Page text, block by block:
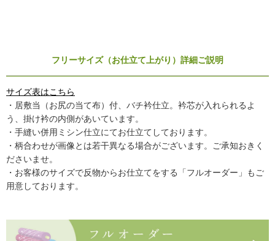
フリーサイズ（お仕立て上がり）詳細ご説明
サイズ表はこちら
・居敷当（お尻の当て布）付、バチ衿仕立。衿芯が入れられるよ
う、掛け衿の内側があいています。
・手縫い併用ミシン仕立にてお仕立てしております。
・柄合わせが画像とは若干異なる場合がございます。ご承知おきく
ださいませ。
・お客様のサイズで反物からお仕立てをする「フルオーダー」もご
用意しております。